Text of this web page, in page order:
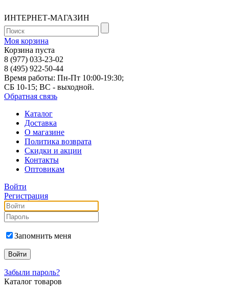
ИНТЕРНЕТ-МАГАЗИН
Моя корзина
Корзина пуста
8 (977) 033-23-02
8 (495) 922-50-44
Время работы: Пн-Пт 10:00-19:30;
СБ 10-15; ВС - выходной.
Обратная связь
Каталог
Доставка
О магазине
Политика возврата
Скидки и акции
Контакты
Оптовикам
Войти
Регистрация
Запомнить меня
Забыли пароль?
Каталог товаров